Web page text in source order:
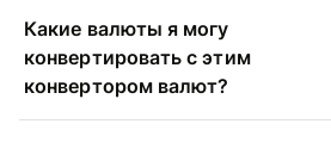
Какие валюты я могу
конвертировать с этим
конвертором валют?